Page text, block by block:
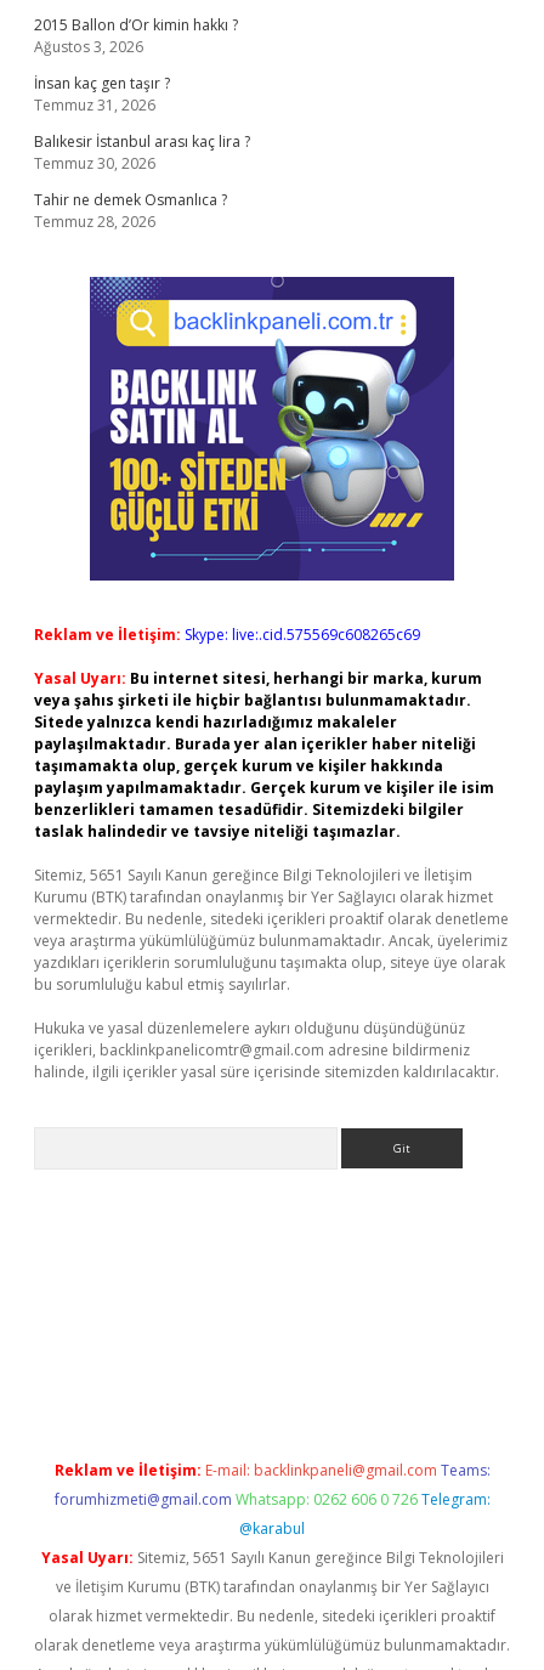
2015 Ballon d’Or kimin hakkı ?
Ağustos 3, 2026
İnsan kaç gen taşır ?
Temmuz 31, 2026
Balıkesir İstanbul arası kaç lira ?
Temmuz 30, 2026
Tahir ne demek Osmanlıca ?
Temmuz 28, 2026
Reklam ve İletişim: Skype: live:.cid.575569c608265c69
Yasal Uyarı: Bu internet sitesi, herhangi bir marka, kurum
veya şahıs şirketi ile hiçbir bağlantısı bulunmamaktadır.
Sitede yalnızca kendi hazırladığımız makaleler
paylaşılmaktadır. Burada yer alan içerikler haber niteliği
taşımamakta olup, gerçek kurum ve kişiler hakkında
paylaşım yapılmamaktadır. Gerçek kurum ve kişiler ile isim
benzerlikleri tamamen tesadüfidir. Sitemizdeki bilgiler
taslak halindedir ve tavsiye niteliği taşımazlar.
Sitemiz, 5651 Sayılı Kanun gereğince Bilgi Teknolojileri ve İletişim
Kurumu (BTK) tarafından onaylanmış bir Yer Sağlayıcı olarak hizmet
vermektedir. Bu nedenle, sitedeki içerikleri proaktif olarak denetleme
veya araştırma yükümlülüğümüz bulunmamaktadır. Ancak, üyelerimiz
yazdıkları içeriklerin sorumluluğunu taşımakta olup, siteye üye olarak
bu sorumluluğu kabul etmiş sayılırlar.
Hukuka ve yasal düzenlemelere aykırı olduğunu düşündüğünüz
içerikleri, backlinkpanelicomtr@gmail.com adresine bildirmeniz
halinde, ilgili içerikler yasal süre içerisinde sitemizden kaldırılacaktır.
Reklam ve İletişim: E-mail: backlinkpaneli@gmail.com Teams:
forumhizmeti@gmail.com Whatsapp: 0262 606 0 726 Telegram:
@karabul
Yasal Uyarı: Sitemiz, 5651 Sayılı Kanun gereğince Bilgi Teknolojileri
ve İletişim Kurumu (BTK) tarafından onaylanmış bir Yer Sağlayıcı
olarak hizmet vermektedir. Bu nedenle, sitedeki içerikleri proaktif
olarak denetleme veya araştırma yükümlülüğümüz bulunmamaktadır.